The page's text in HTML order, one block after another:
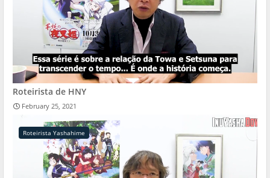
Roteirista de HNY
February 25, 2021
Roteirista Yashahime